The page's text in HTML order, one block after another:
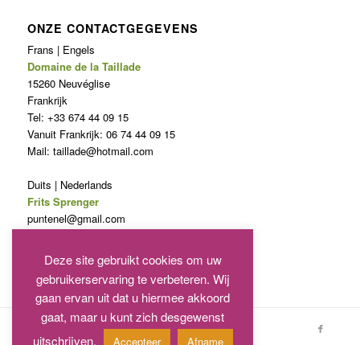
ONZE CONTACTGEGEVENS
Frans | Engels
Domaine de la Taillade
15260 Neuvéglise
Frankrijk
Tel: +33 674 44 09 15
Vanuit Frankrijk: 06 74 44 09 15
Mail: taillade@hotmail.com
Duits | Nederlands
Frits Sprenger
puntenel@gmail.com
Copyright - Domaine de La Taillade
Deze site gebruikt cookies om uw
gebruikerservaring te verbeteren. Wij
gaan ervan uit dat u hiermee akkoord
gaat, maar u kunt zich desgewenst
uitschrijven.
Accepteer Afname